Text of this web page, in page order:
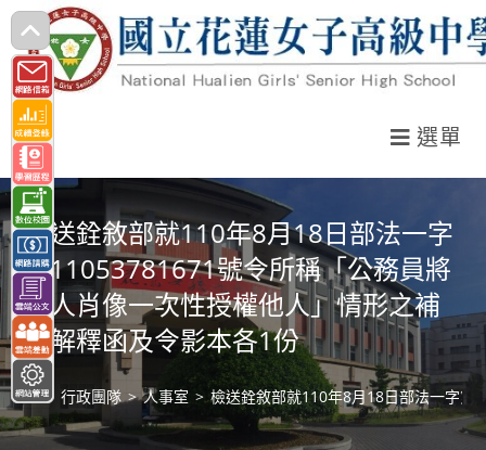
跳
轉
至
主
要
內
容
選單
檢送銓敘部就110年8月18日部法一字
第11053781671號令所稱「公務員將
個人肖像一次性授權他人」情形之補
充解釋函及令影本各1份
> 行政團隊 > 人事室 > 檢送銓敘部就110年8月18日部法一字第